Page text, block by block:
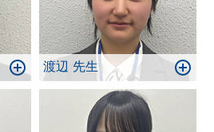
渡辺 先生